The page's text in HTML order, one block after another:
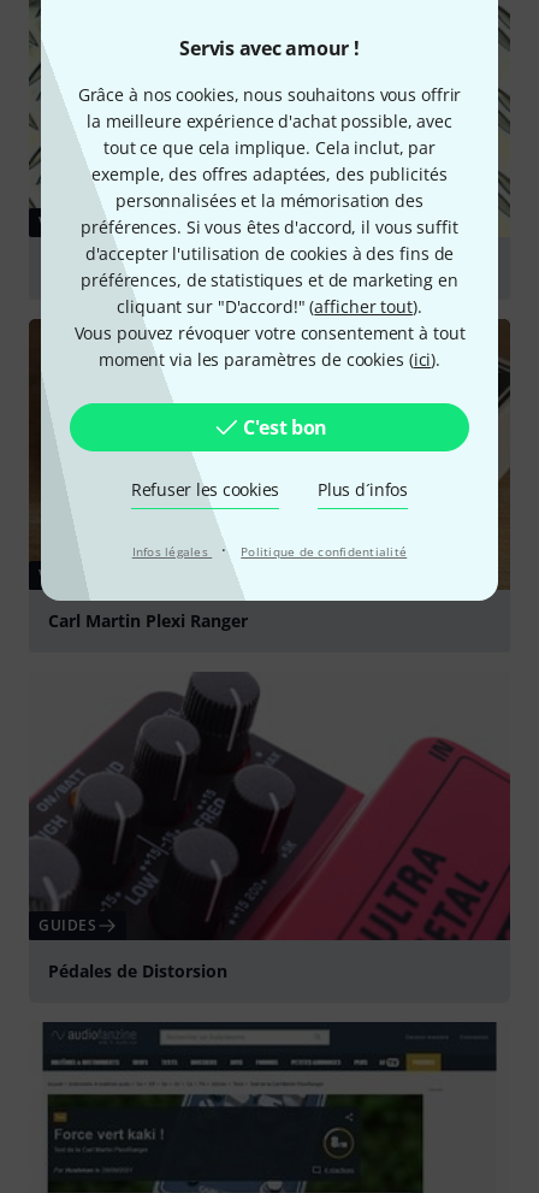
Servis avec amour !
Grâce à nos cookies, nous souhaitons vous offrir
la meilleure expérience d'achat possible, avec
tout ce que cela implique. Cela inclut, par
exemple, des offres adaptées, des publicités
personnalisées et la mémorisation des
préférences. Si vous êtes d'accord, il vous suffit
d'accepter l'utilisation de cookies à des fins de
préférences, de statistiques et de marketing en
cliquant sur "D'accord!" (afficher tout).
Vous pouvez révoquer votre consentement à tout
moment via les paramètres de cookies (ici).
C'est bon
Refuser les cookies Plus d´infos
Infos légales · Politique de confidentialité
VIDÉO
Carl Martin Plexi Ranger
VIDÉO
Carl Martin Plexi Ranger
GUIDES
Pédales de Distorsion